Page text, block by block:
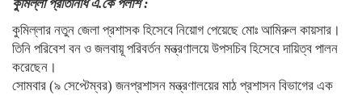
কুমিল্লা প্রতিনিধি এ.কে পলাশ :
কুমিল্লার নতুন জেলা প্রশাসক হিসেবে নিয়োগ পেয়েছে মোঃ আমিরুল কায়সার।
তিনি পরিবেশ বন ও জলবায়ূ পরিবর্তন মন্ত্রণালয়ে উপসচিব হিসেবে দায়িত্ব পালন
করেছেন।
সোমবার (৯ সেপ্টেম্বর) জনপ্রশাসন মন্ত্রণালয়ের মাঠ প্রশাসন বিভাগের এক